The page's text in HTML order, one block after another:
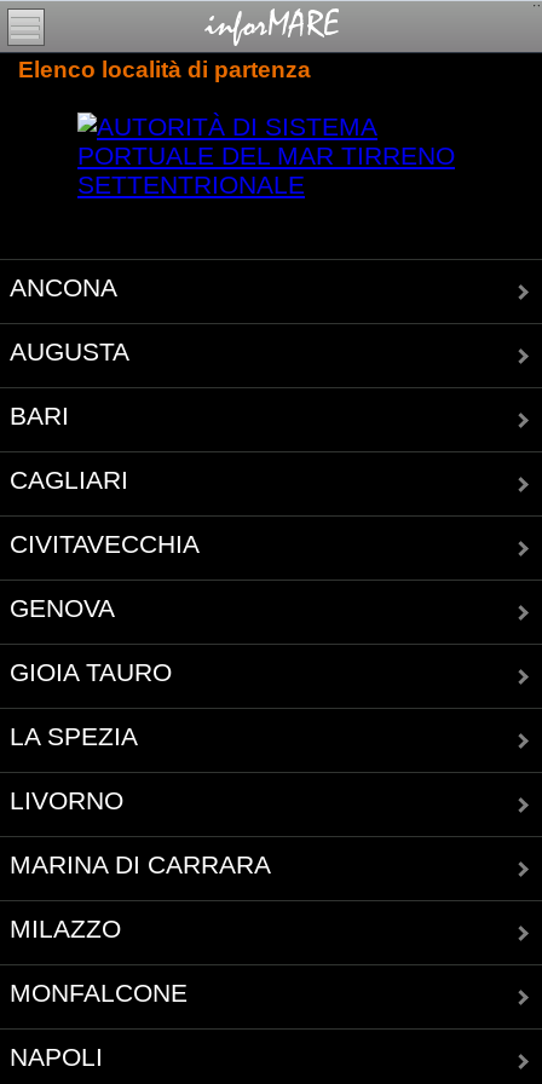
Elenco località di partenza
ANCONA
AUGUSTA
BARI
CAGLIARI
CIVITAVECCHIA
GENOVA
GIOIA TAURO
LA SPEZIA
LIVORNO
MARINA DI CARRARA
MILAZZO
MONFALCONE
NAPOLI